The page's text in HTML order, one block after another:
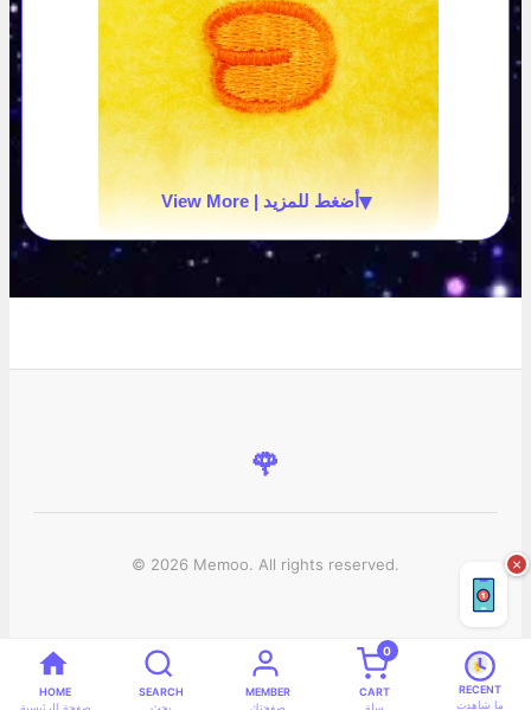
HOME
صفحة الرئيسية
SEARCH
بحث
MEMBER
صفحتك
0
CART
سلة
RECENT
ما شاهدت
View More | أضغط للمزيد▾
🌹
© 2026 Memoo. All rights reserved. ×